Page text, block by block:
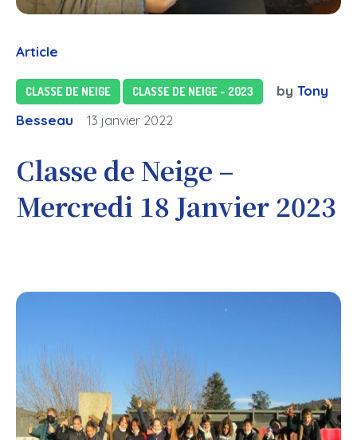
Article
CLASSE DE NEIGE CLASSE DE NEIGE - 2023 by Tony
Besseau
13 janvier 2022
Classe de Neige –
Mercredi 18 Janvier 2023